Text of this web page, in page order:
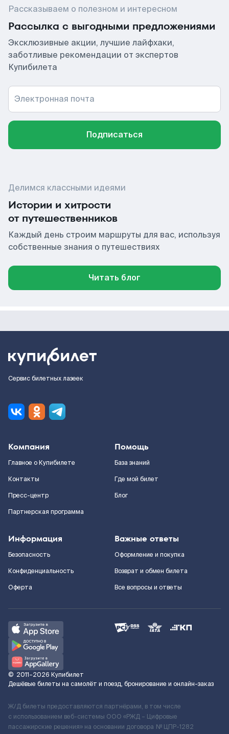
Рассказываем о полезном и интересном
Рассылка с выгодными предложениями
Эксклюзивные акции, лучшие лайфхаки,
заботливые рекомендации от экспертов
Купибилета
Электронная почта
Подписаться
Делимся классными идеями
Истории и хитрости
от путешественников
Каждый день строим маршруты для вас, используя
собственные знания о путешествиях
Читать блог
Сервис билетных лазеек
Компания
Главное о Купибилете
Контакты
Пресс-центр
Партнерская программа
Помощь
База знаний
Где мой билет
Блог
Информация
Безопасность
Конфиденциальность
Оферта
Важные ответы
Оформление и покупка
Возврат и обмен билета
Все вопросы и ответы
© 2011–2026 Купибилет
Дешёвые билеты на самолёт и поезд, бронирование и онлайн-заказ
Ж/Д билеты предоставляются партнёрами, в том числе
с использованием веб-системы ООО «РЖД – Цифровые
пассажирские решения» на основании договора № ЦПР-1282